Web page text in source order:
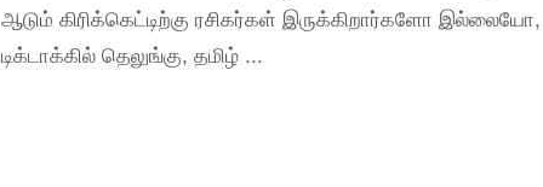
ஆடும் கிரிக்கெட்டிற்கு ரசிகர்கள் இருக்கிறார்களோ இல்லையோ,
டிக்டாக்கில் தெலுங்கு, தமிழ் ...